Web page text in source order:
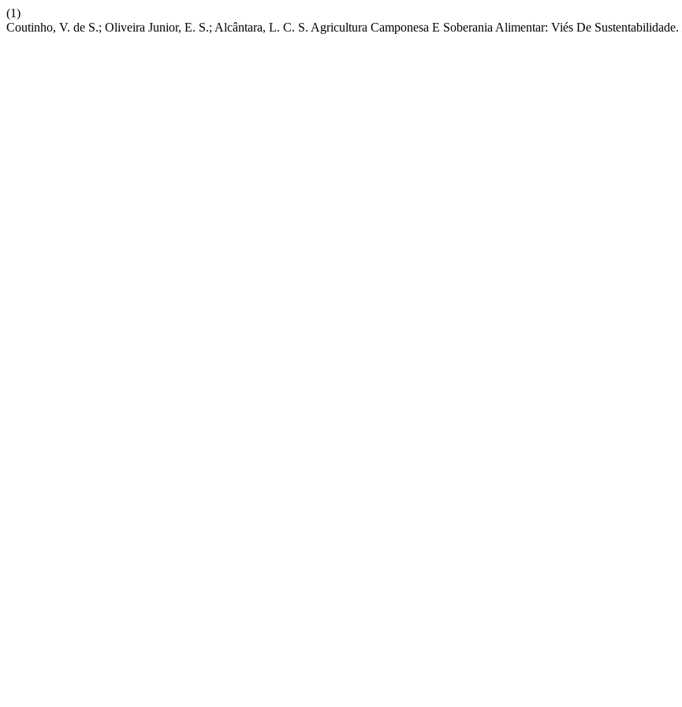
(1)
Coutinho, V. de S.; Oliveira Junior, E. S.; Alcântara, L. C. S. Agricultura Camponesa E Soberania Alimentar: Viés De Sustentabilidade.